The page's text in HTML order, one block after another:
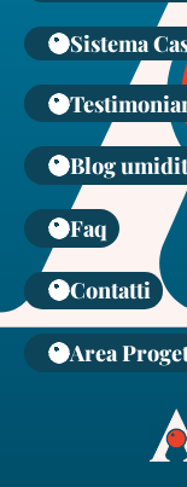
Sistema
Blog
Faq
Contatti
Area